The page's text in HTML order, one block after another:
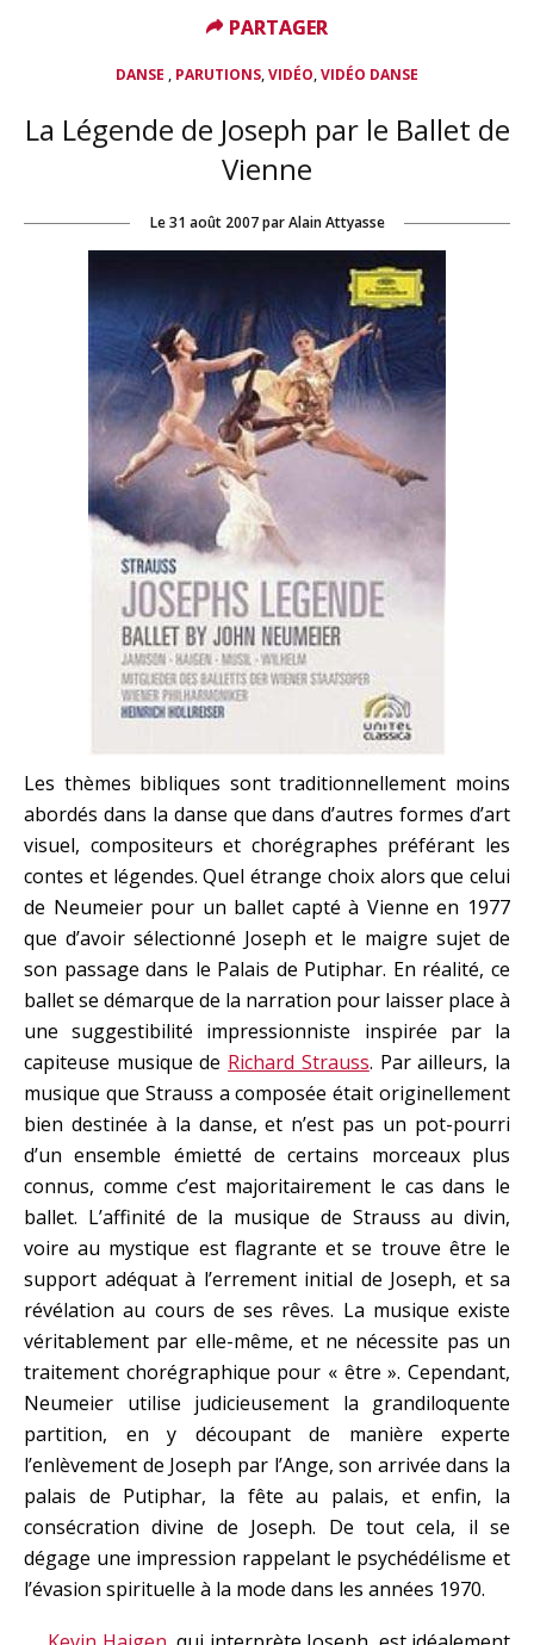
DANSE , PARUTIONS,VIDÉO,VIDÉO DANSE
La Légende de Joseph par le Ballet de
Vienne
Le31 août 2007 par Alain Attyasse
Les thèmes bibliques sont traditionnellement moins
abordés dans la danse que dans d’autres formes d’art
visuel, compositeurs et chorégraphes préférant les
contes et légendes. Quel étrange choix alors que celui
de Neumeier pour un ballet capté à Vienne en 1977
que d’avoir sélectionné Joseph et le maigre sujet de
son passage dans le Palais de Putiphar. En réalité, ce
ballet se démarque de la narration pour laisser place à
une suggestibilité impressionniste inspirée par la
capiteuse musique de Richard Strauss. Par ailleurs, la
musique que Strauss a composée était originellement
bien destinée à la danse, et n’est pas un pot-pourri
d’un ensemble émietté de certains morceaux plus
connus, comme c’est majoritairement le cas dans le
ballet. L’affinité de la musique de Strauss au divin,
voire au mystique est flagrante et se trouve être le
support adéquat à l’errement initial de Joseph, et sa
révélation au cours de ses rêves. La musique existe
véritablement par elle-même, et ne nécessite pas un
traitement chorégraphique pour « être ». Cependant,
Neumeier utilise judicieusement la grandiloquente
partition, en y découpant de manière experte
l’enlèvement de Joseph par l’Ange, son arrivée dans la
palais de Putiphar, la fête au palais, et enfin, la
consécration divine de Joseph. De tout cela, il se
dégage une impression rappelant le psychédélisme et
l’évasion spirituelle à la mode dans les années 1970.
PARTAGER
PARTAGER